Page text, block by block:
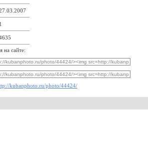
1
на сайте:
kubanphoto.ru/photo/44424/